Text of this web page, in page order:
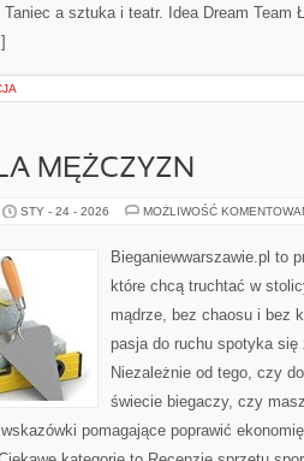
a sztuka i teatr. Idea Dream Team
MĘŻCZYZN
STY - 24 - 2026 MOŻLIWOŚĆ
Bieganiewwarszawie.pl to
które chcą truchtać w
mądrze, bez chaosu i bez
pasja do ruchu spotyka
Niezależnie od tego, czy
świecie biegaczy, czy
pomagające poprawić